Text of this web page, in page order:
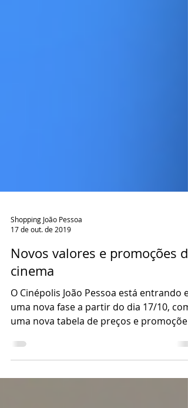
Shopping João Pessoa
17 de out. de 2019
Novos valores e promoções do
cinema
O Cinépolis João Pessoa está entrando
uma nova fase a partir do dia 17/10, com
uma nova tabela de preços e promoções